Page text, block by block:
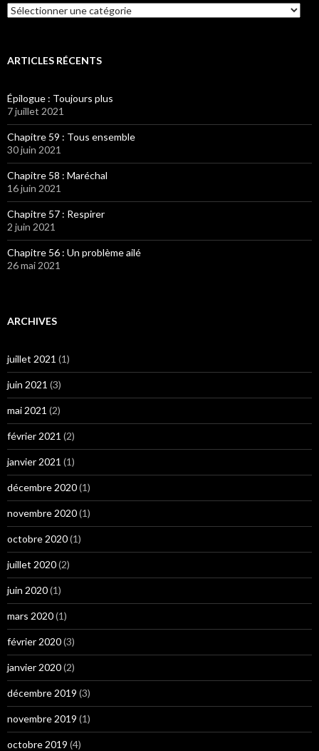
Catégories
ARTICLES RÉCENTS
Épilogue : Toujours plus
7 juillet 2021
Chapitre 59 : Tous ensemble
30 juin 2021
Chapitre 58 : Maréchal
16 juin 2021
Chapitre 57 : Respirer
2 juin 2021
Chapitre 56 : Un problème ailé
26 mai 2021
ARCHIVES
juillet 2021 (1)
juin 2021 (3)
mai 2021 (2)
février 2021 (2)
janvier 2021 (1)
décembre 2020(1)
novembre 2020(1)
octobre 2020(1)
juillet 2020(2)
juin 2020(1)
mars 2020(1)
février 2020(3)
janvier 2020(2)
décembre 2019 (3)
novembre 2019 (1)
octobre 2019 (4)